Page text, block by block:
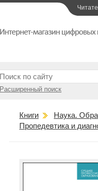
Расширенный поиск
Книги
Наука.
Пропедевтика и